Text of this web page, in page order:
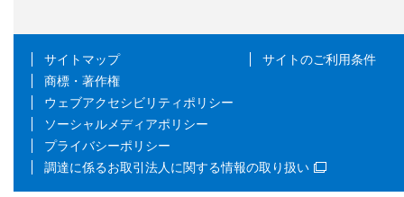
サイトマップ
サイトのご利用条件
商標・著作権
ウェブアクセシビリティポリシー
ソーシャルメディアポリシー
プライバシーポリシー
調達に係るお取引法人に関する情報の取り扱い